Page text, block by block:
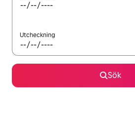
Utcheckning
Sök